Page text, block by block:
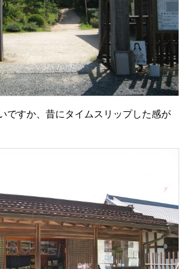
ですか、昔にタイムスリップした感が